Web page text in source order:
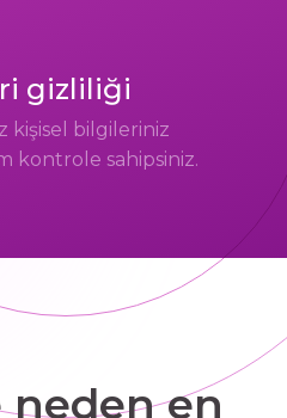
gizliliği
kişisel bilgileriniz
kontrole sahipsiniz.
en